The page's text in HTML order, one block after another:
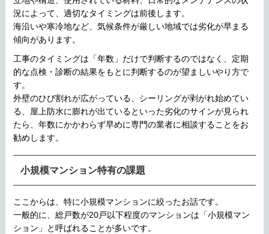
況によって、適切なタイミングは前後します。
海沿いや寒冷地など、気候条件が厳しい地域では劣化が早まる
傾向があります。
工事のタイミングは「年数」だけで判断するのではなく、定期
的な点検・診断の結果をもとに判断するのが望ましいやり方で
す。
外壁のひび割れが広がっている、シーリングが剥がれ始めてい
る、屋上防水に膨れが出ているといった劣化のサインが見られ
たら、年数にかかわらず早めに専門の業者に相談することをお
勧めします。
小規模マンション特有の課題
ここからは、特に小規模マンションに絞ったお話です。
一般的に、総戸数が20戸以下程度のマンションは「小規模マン
ション」と呼ばれることが多いです。